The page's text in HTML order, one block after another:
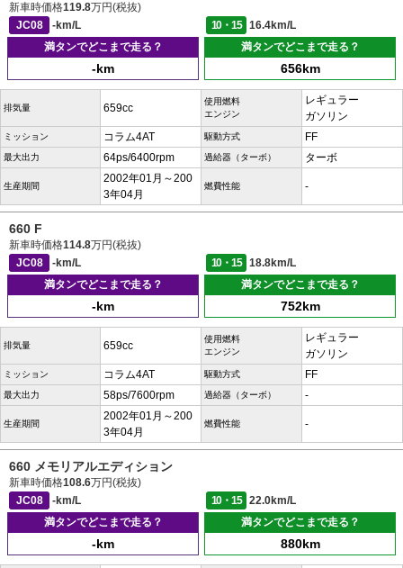
新車時価格119.8万円(税抜)
JC08
-km/L 10・15
16.4km/L
満タンでどこまで走る？
-km
満タンでどこまで走る？
656km
排気量 659cc
使用燃料
エンジン
レギュラー
ガソリン
ミッション コラム4AT 駆動方式 FF
最大出力 64ps/6400rpm 過給器（ターボ） ターボ
生産期間
2002年01月～200
3年04月
燃費性能 -
660 F
新車時価格114.8万円(税抜)
JC08
-km/L 10・15
18.8km/L
満タンでどこまで走る？
-km
満タンでどこまで走る？
752km
排気量 659cc
使用燃料
エンジン
レギュラー
ガソリン
ミッション コラム4AT 駆動方式 FF
最大出力 58ps/7600rpm 過給器（ターボ） -
生産期間
2002年01月～200
3年04月
燃費性能 -
660 メモリアルエディション
新車時価格108.6万円(税抜)
JC08
-km/L 10・15
22.0km/L
満タンでどこまで走る？
-km
満タンでどこまで走る？
880km